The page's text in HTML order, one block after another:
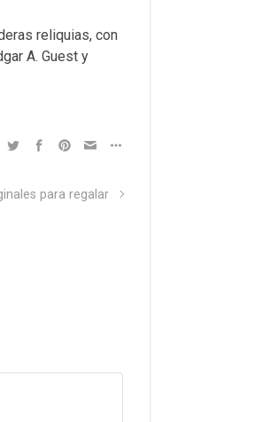
reliquias, con
A. Guest y
para regalar